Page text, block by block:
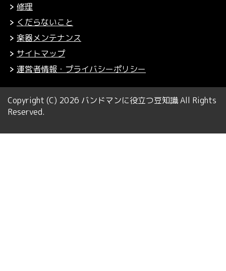
修理
くだらないこと
楽器メンテナンス
サイトマップ
運営者情報・プライバシーポリシー
Copyright (C) 2026 バンドマンに役立つ豆知識All Rights
Reserved.